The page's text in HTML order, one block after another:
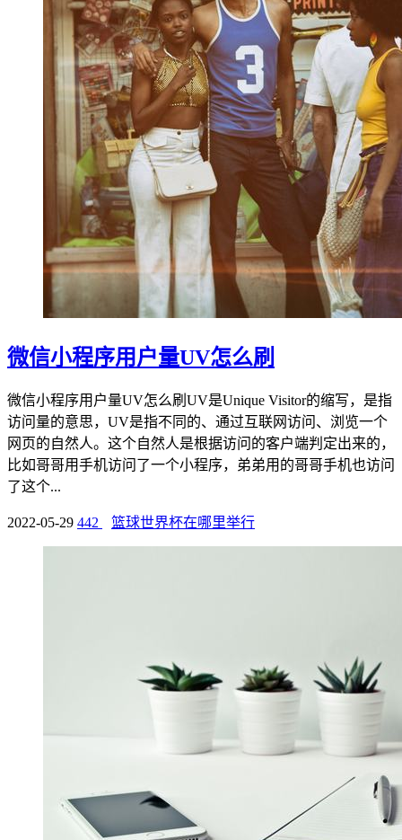
微信小程序用户量UV怎么刷
微信小程序用户量UV怎么刷UV是Unique Visitor的缩写，是指
访问量的意思，UV是指不同的、通过互联网访问、浏览一个
网页的自然人。这个自然人是根据访问的客户端判定出来的，
比如哥哥用手机访问了一个小程序，弟弟用的哥哥手机也访问
了这个...
2022-05-29 442 篮球世界杯在哪里举行